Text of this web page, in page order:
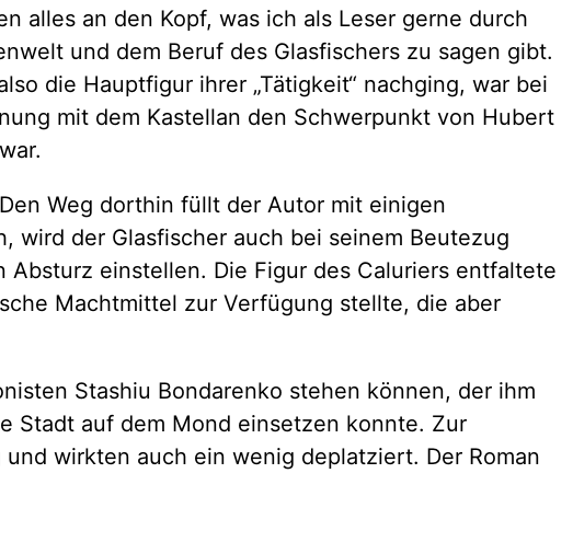
alles an den Kopf, was ich als Leser gerne durch
und dem Beruf des Glasfischers zu sagen gibt.
die Hauptfigur ihrer „Tätigkeit“ nachging, war bei
mit dem Kastellan den Schwerpunkt von Hubert
Weg dorthin füllt der Autor mit einigen
wird der Glasfischer auch bei seinem Beutezug
einstellen. Die Figur des Caluriers entfaltete
Machtmittel zur Verfügung stellte, die aber
Stashiu Bondarenko stehen können, der ihm
Stadt auf dem Mond einsetzen konnte. Zur
wirkten auch ein wenig deplatziert. Der Roman